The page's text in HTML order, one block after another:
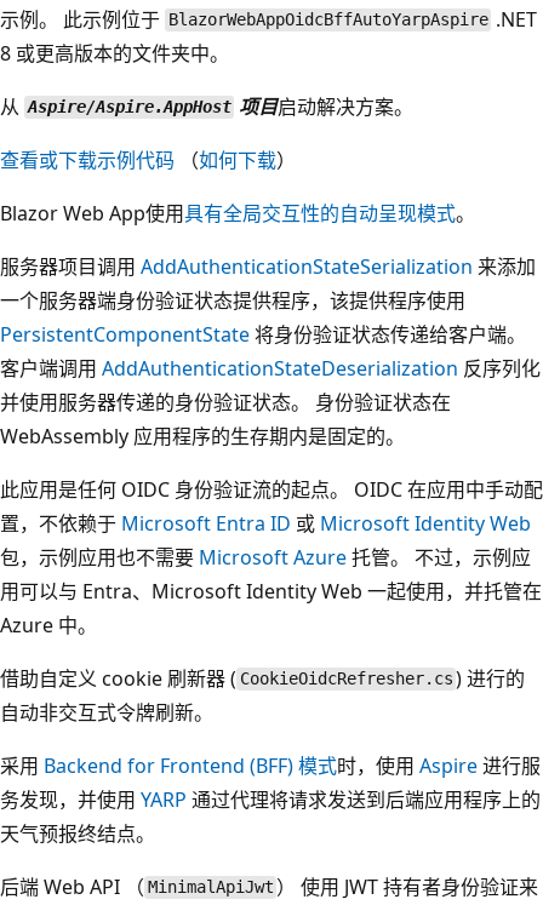
示例。 此示例位于 BlazorWebAppOidcBffAutoYarpAspire .NET
8 或更高版本的文件夹中。
从 Aspire/Aspire.AppHost 项目启动解决方案。
查看或下载示例代码 （如何下载）
Blazor Web App使用具有全局交互性的自动呈现模式。
服务器项目调用 AddAuthenticationStateSerialization 来添加
一个服务器端身份验证状态提供程序，该提供程序使用
PersistentComponentState将身份验证状态传递给客户端。
客户端调用 AddAuthenticationStateDeserialization 反序列化
并使用服务器传递的身份验证状态。 身份验证状态在
WebAssembly 应用程序的生存期内是固定的。
此应用是任何 OIDC 身份验证流的起点。 OIDC 在应用中手动配
置，不依赖于 Microsoft Entra ID 或 Microsoft Identity Web
包，示例应用也不需要 Microsoft Azure托管。 不过，示例应
用可以与 Entra、Microsoft Identity Web 一起使用，并托管在
Azure 中。
借助自定义 cookie 刷新器 ( CookieOidcRefresher.cs ) 进行的
自动非交互式令牌刷新。
采用 Backend for Frontend (BFF) 模式时，使用 Aspire进行服
务发现，并使用 YARP 通过代理将请求发送到后端应用程序上的
天气预报终结点。
后端 Web API （ MinimalApiJwt ） 使用 JWT 持有者身份验证来